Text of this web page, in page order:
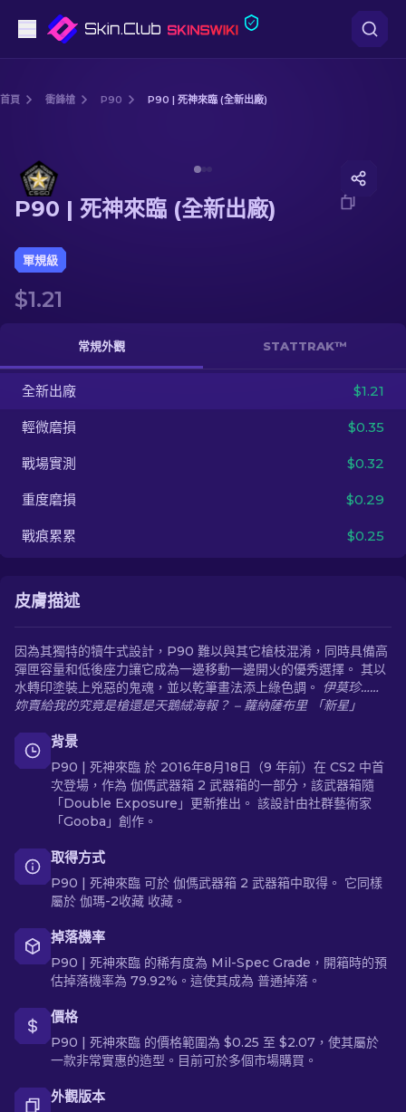
步槍
狙擊步槍
匕首
武器箱
其他
首頁 衝鋒槍 P90 P90 | 死神來臨 (全新出廠)
P90 | 死神來臨 (全新出廠)
軍規級
$1.21
常規外觀 STATTRAK™
全新出廠 $1.21
輕微磨損 $0.35
戰場實測 $0.32
重度磨損 $0.29
戰痕累累 $0.25
皮膚描述
因為其獨特的犢牛式設計，P90 難以與其它槍枝混淆，同時具備高
彈匣容量和低後座力讓它成為一邊移動一邊開火的優秀選擇。 其以
水轉印塗裝上兇惡的鬼魂，並以乾筆畫法添上綠色調。
伊莫珍……
妳賣給我的究竟是槍還是天鵝絨海報？ – 蘿納薩布里 「新星」
背景
P90 | 死神來臨 於 2016年8月18日（9 年前）在 CS2 中首
次登場，作為 伽傌武器箱 2 武器箱的一部分，該武器箱隨
「Double Exposure」更新推出。 該設計由社群藝術家
「Gooba」創作。
取得方式
P90 | 死神來臨 可於 伽傌武器箱 2 武器箱中取得。 它同樣
屬於 伽瑪-2收藏 收藏。
掉落機率
P90 | 死神來臨 的稀有度為 Mil-Spec Grade，開箱時的預
估掉落機率為 79.92%。這使其成為 普通掉落。
價格
P90 | 死神來臨 的價格範圍為 $0.25 至 $2.07，使其屬於
一款非常實惠的造型。目前可於多個市場購買。
外觀版本